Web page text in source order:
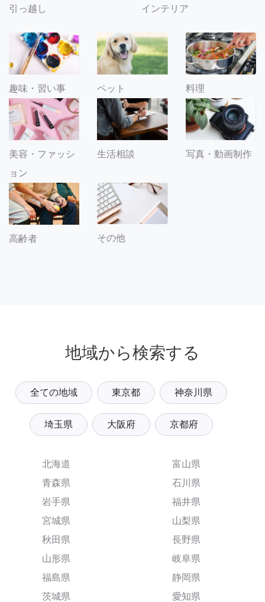
引っ越し インテリア
趣味・習い事 ペット 料理
美容・ファッシ
ョン
生活相談 写真・動画制作
高齢者 その他
地域から検索する
全ての地域 東京都 神奈川県
埼玉県 大阪府 京都府
北海道
青森県
岩手県
宮城県
秋田県
山形県
福島県
茨城県
富山県
石川県
福井県
山梨県
長野県
岐阜県
静岡県
愛知県